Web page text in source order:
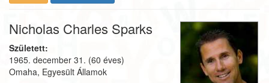
Nicholas Charles Sparks
Született:
1965. december 31. (60 éves)
Omaha, Egyesült Államok